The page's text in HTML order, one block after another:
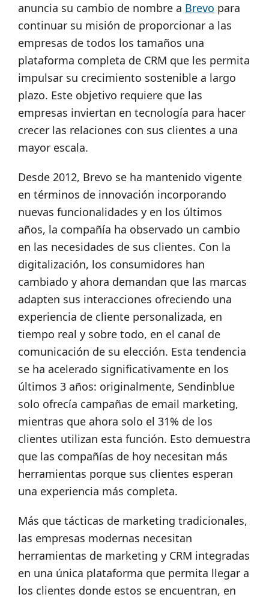
anuncia su cambio de nombre a Brevo para
continuar su misión de proporcionar a las
empresas de todos los tamaños una
plataforma completa de CRM que les permita
impulsar su crecimiento sostenible a largo
plazo. Este objetivo requiere que las
empresas inviertan en tecnología para hacer
crecer las relaciones con sus clientes a una
mayor escala.
Desde 2012, Brevo se ha mantenido vigente
en términos de innovación incorporando
nuevas funcionalidades y en los últimos
años, la compañía ha observado un cambio
en las necesidades de sus clientes. Con la
digitalización, los consumidores han
cambiado y ahora demandan que las marcas
adapten sus interacciones ofreciendo una
experiencia de cliente personalizada, en
tiempo real y sobre todo, en el canal de
comunicación de su elección. Esta tendencia
se ha acelerado significativamente en los
últimos 3 años: originalmente, Sendinblue
solo ofrecía campañas de email marketing,
mientras que ahora solo el 31% de los
clientes utilizan esta función. Esto demuestra
que las compañías de hoy necesitan más
herramientas porque sus clientes esperan
una experiencia más completa.
Más que tácticas de marketing tradicionales,
las empresas modernas necesitan
herramientas de marketing y CRM integradas
en una única plataforma que permita llegar a
los clientes donde estos se encuentran, en